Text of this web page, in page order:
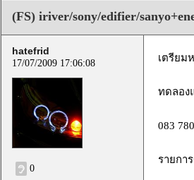
(FS) iriver/sony/edifier/
hatefrid
17/07/2009 17:06:08
0
เตรียม
ทดลอง
083
รายกา